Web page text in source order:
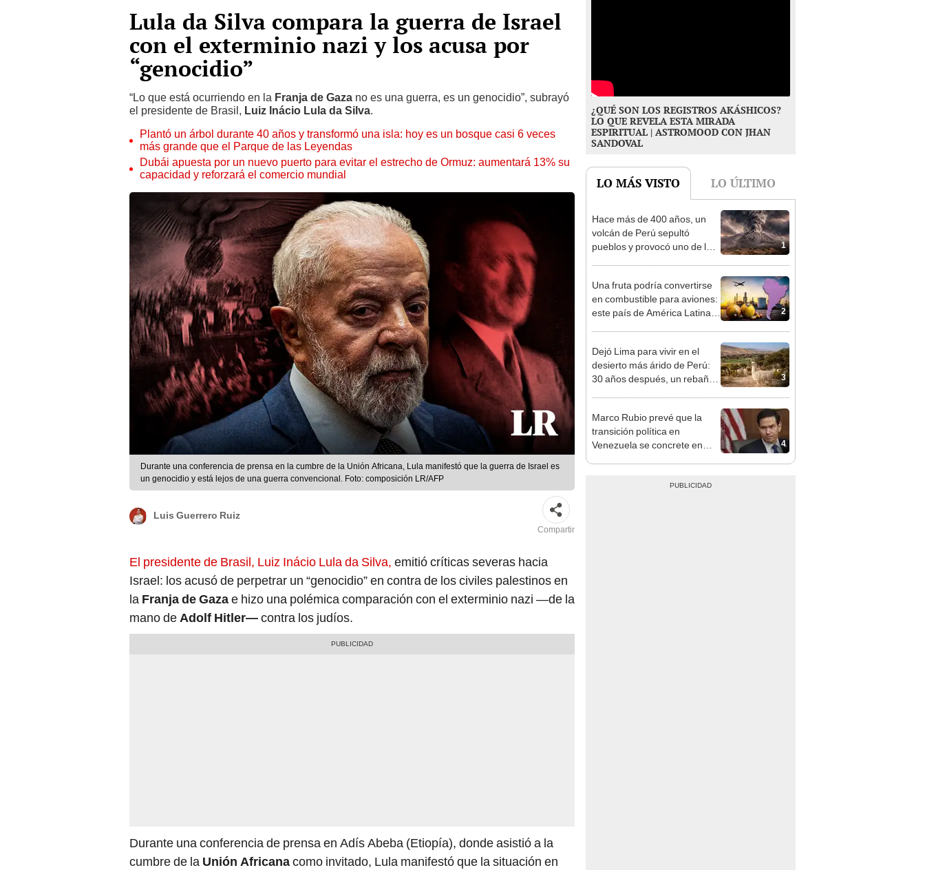
Lula da Silva compara la guerra de Israel
con el exterminio nazi y los acusa por
“genocidio”
“Lo que está ocurriendo en la Franja de Gaza no es una guerra, es un genocidio”, subrayó
el presidente de Brasil, Luiz Inácio Lula da Silva.
Plantó un árbol durante 40 años y transformó una isla: hoy es un bosque casi 6 veces
más grande que el Parque de las Leyendas
Dubái apuesta por un nuevo puerto para evitar el estrecho de Ormuz: aumentará 13% su
capacidad y reforzará el comercio mundial
Durante una conferencia de prensa en la cumbre de la Unión Africana, Lula manifestó que la guerra de Israel es
un genocidio y está lejos de una guerra convencional. Foto: composición LR/AFP
Luis Guerrero Ruiz
Compartir
El presidente de Brasil, Luiz Inácio Lula da Silva, emitió críticas severas hacia
Israel: los acusó de perpetrar un “genocidio” en contra de los civiles palestinos en
la Franja de Gazae hizo una polémica comparación con el exterminio nazi —de la
mano deAdolf Hitler—contra los judíos.
Durante una conferencia de prensa en Adís Abeba (Etiopía), donde asistió a la
cumbre de la Unión Africanacomo invitado, Lula manifestó que la situación en
¿QUÉ SON LOS REGISTROS AKÁSHICOS?
LO QUE REVELA ESTA MIRADA
ESPIRITUAL | ASTROMOOD CON JHAN
SANDOVAL
LO MÁS VISTO LO ÚLTIMO
1
Hace más de 400 años, un
volcán de Perú sepultó
pueblos y provocó uno de los
2
Una fruta podría convertirse
en combustible para aviones:
este país de América Latina
3
Dejó Lima para vivir en el
desierto más árido de Perú:
30 años después, un rebaño
4
Marco Rubio prevé que la
transición política en
Venezuela se concrete en